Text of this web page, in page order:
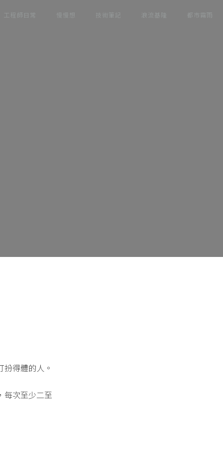
工程師日常 慢慢想 技術筆記 浪流基隆 都市霧雨
得體的人。
每次至少二至